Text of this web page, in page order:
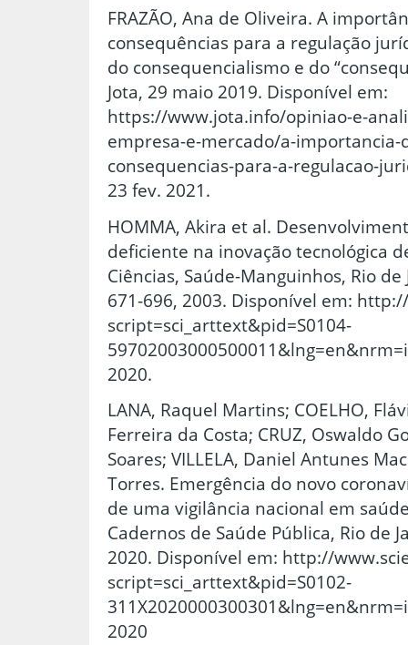
FRAZÃO, Ana de Oliveira. A
consequências para a regulação
do consequencialismo e do
Jota, 29 maio 2019. Disponível em:
https://www.jota.info/opiniao-e-
empresa-e-mercado/a-importancia-
consequencias-para-a-regulacao-
23 fev. 2021.
HOMMA, Akira et al.
deficiente na inovação tecnológica
Ciências, Saúde-Manguinhos, Rio
671-696, 2003. Disponível em:
script=sci_arttext&pid=S0104-
2020.
LANA, Raquel Martins; COELHO,
Ferreira da Costa; CRUZ, Oswaldo
Soares; VILLELA, Daniel Antunes
Torres. Emergência do novo
de uma vigilância nacional em
Cadernos de Saúde Pública, Rio de
2020. Disponível em: http://
script=sci_arttext&pid=S0102-
2020